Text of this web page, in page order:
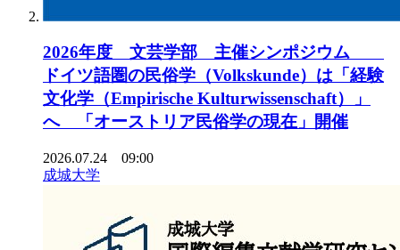
2026年度 文芸学部 主催シンポジウム
ドイツ語圏の民俗学（Volkskunde）は「経験
文化学（Empirische Kulturwissenschaft）」
へ 「オーストリア民俗学の現在」開催
2026.07.24 09:00
成城大学